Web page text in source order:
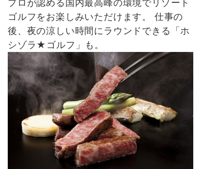
プロが認める国内最高峰の環境でリゾート
ゴルフをお楽しみいただけます。 仕事の
後、夜の涼しい時間にラウンドできる「ホ
シゾラ★ゴルフ」も。